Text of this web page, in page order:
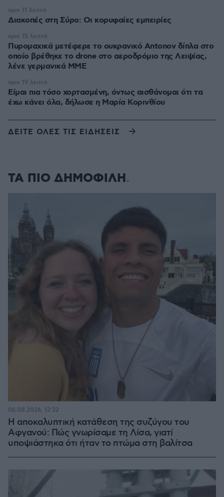
Διακοπές στη Σύρο: Οι κορυφαίες εμπειρίες
πριν 11 λεπτά
Πυρομαχικά μετέφερε το ουκρανικό Antonov δίπλα στο
οποίο βρέθηκε το drone στο αεροδρόμιο της Λειψίας,
λένε γερμανικά ΜΜΕ
πριν 15 λεπτά
Είμαι πια τόσο χορτασμένη, όντως αισθάνομαι ότι τα
έχω κάνει όλα, δήλωσε η Μαρία Κορινθίου
πριν 19 λεπτά
ΔΕΙΤΕ ΟΛΕΣ ΤΙΣ ΕΙΔΗΣΕΙΣ
ΤΑ ΠΙΟ ΔΗΜΟΦΙΛΗ
Η αποκαλυπτική κατάθεση της συζύγου του
Αφγανού: Πώς γνωρίσαμε τη Λίσα, γιατί
υποψιάστηκα ότι ήταν το πτώμα στη βαλίτσα
06.08.2026, 12:32